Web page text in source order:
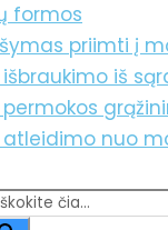
formos
priimti į
išbraukimo iš
permokos
atleidimo nuo